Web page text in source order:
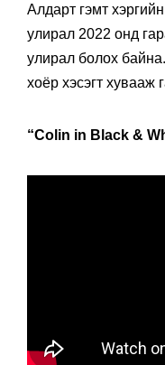
Алдарт гэмт
улирал 2022 онд
улирал болох
хоёр хэсэгт хувааж
“Colin in Black &